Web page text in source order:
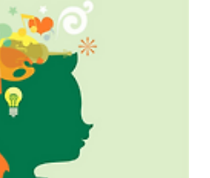
이 가능했던 점이 너무 좋았답니
디오 세오나map.naver.com(* 카
버 플레이스 링크 첨부합니다.) 오
을 하고 사진을 찍으러 출발!!!세오